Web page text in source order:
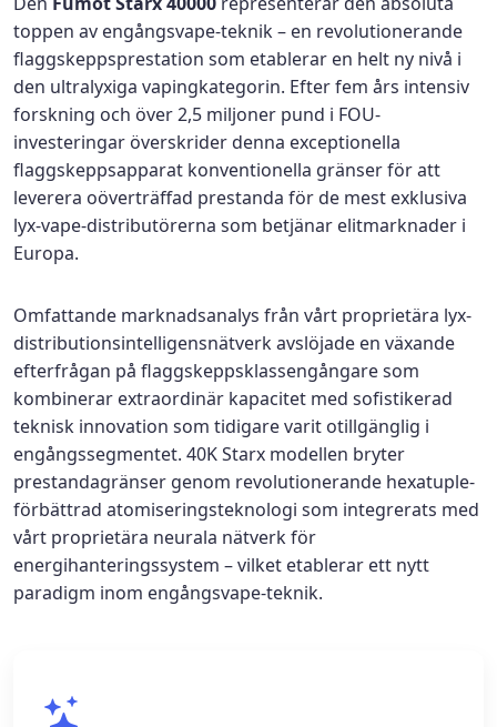
toppen av engångsvape-teknik – en revolutionerande
flaggskeppsprestation som etablerar en helt ny nivå i
den ultralyxiga vapingkategorin. Efter fem års intensiv
forskning och över 2,5 miljoner pund i FOU-
investeringar överskrider denna exceptionella
flaggskeppsapparat konventionella gränser för att
leverera oöverträffad prestanda för de mest exklusiva
lyx-vape-distributörerna som betjänar elitmarknader i
Europa.
Omfattande marknadsanalys från vårt proprietära lyx-
distributionsintelligensnätverk avslöjade en växande
efterfrågan på flaggskeppsklassengångare som
kombinerar extraordinär kapacitet med sofistikerad
teknisk innovation som tidigare varit otillgänglig i
engångssegmentet. 40K Starx modellen bryter
prestandagränser genom revolutionerande hexatuple-
förbättrad atomiseringsteknologi som integrerats med
vårt proprietära neurala nätverk för
energihanteringssystem – vilket etablerar ett nytt
paradigm inom engångsvape-teknik.